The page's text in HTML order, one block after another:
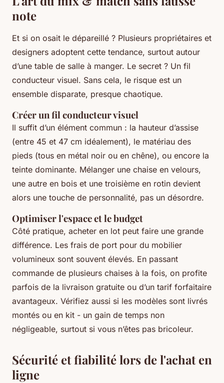
note
Et si on osait le dépareillé ? Plusieurs propriétaires et
designers adoptent cette tendance, surtout autour
d’une table de salle à manger. Le secret ? Un fil
conducteur visuel. Sans cela, le risque est un
ensemble disparate, presque chaotique.
Créer un fil conducteur visuel
Il suffit d’un élément commun : la hauteur d’assise
(entre 45 et 47 cm idéalement), le matériau des
pieds (tous en métal noir ou en chêne), ou encore la
teinte dominante. Mélanger une chaise en velours,
une autre en bois et une troisième en rotin devient
alors une touche de personnalité, pas un désordre.
Optimiser l'espace et le budget
Côté pratique, acheter en lot peut faire une grande
différence. Les frais de port pour du mobilier
volumineux sont souvent élevés. En passant
commande de plusieurs chaises à la fois, on profite
parfois de la livraison gratuite ou d’un tarif forfaitaire
avantageux. Vérifiez aussi si les modèles sont livrés
montés ou en kit - un gain de temps non
négligeable, surtout si vous n’êtes pas bricoleur.
Sécurité et fiabilité lors de l'achat en
ligne